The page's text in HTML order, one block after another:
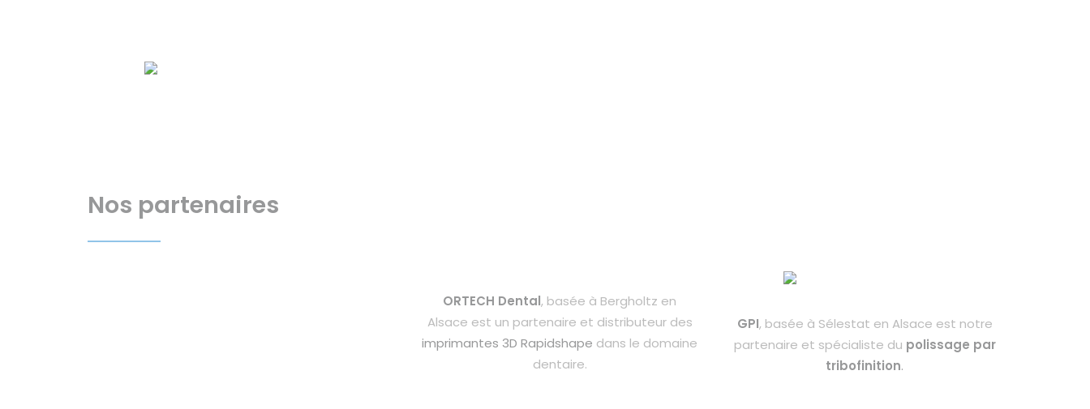
Nos partenaires
ORTECH Dental, basée à Bergholtz en
Alsace est un partenaire et distributeur des
imprimantes 3D Rapidshape dans le domaine
dentaire.
GPI, basée à Sélestat en Alsace est notre
partenaire et spécialiste du polissage par
tribofinition.